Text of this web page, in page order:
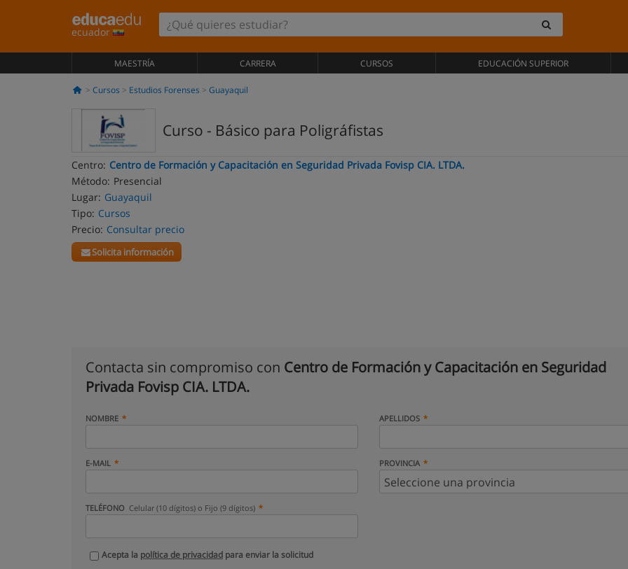
ecuador
MAESTRÍA CARRERA CURSOS EDUCACIÓN SUPERIOR
Cursos Estudios Forenses Guayaquil
Curso - Básico para Poligráfistas
Centro: Centro de Formación y Capacitación en Seguridad Privada Fovisp CIA. LTDA.
Método: Presencial
Lugar: Guayaquil
Tipo: Cursos
Precio: Consultar precio
Solicita información
Contacta sin compromiso con Centro de Formación y Capacitación en Seguridad
Privada Fovisp CIA. LTDA.
NOMBRE APELLIDOS
E-MAIL PROVINCIA
TELÉFONO Celular (10 dígitos) o Fijo (9 dígitos)
Acepta la política de privacidad para enviar la solicitud